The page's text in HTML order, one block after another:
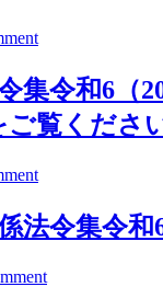
集令和6
覧ください
令集令和